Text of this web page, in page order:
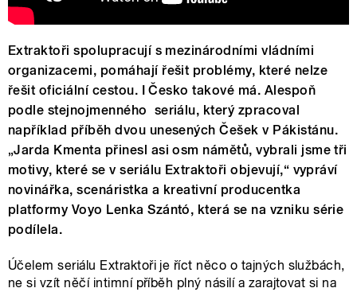
Extraktoři spolupracují s mezinárodními vládními
organizacemi, pomáhají řešit problémy, které nelze
řešit oficiální cestou. I Česko takové má. Alespoň
podle stejnojmenného seriálu, který zpracoval
například příběh dvou unesených Češek v Pákistánu.
„Jarda Kmenta přinesl asi osm námětů, vybrali jsme tři
motivy, které se v seriálu Extraktoři objevují,“ vypráví
novinářka, scenáristka a kreativní producentka
platformy Voyo Lenka Szántó, která se na vzniku série
podílela.
Účelem seriálu Extraktoři je říct něco o tajných službách,
ne si vzít něčí intimní příběh plný násilí a zarajtovat si na